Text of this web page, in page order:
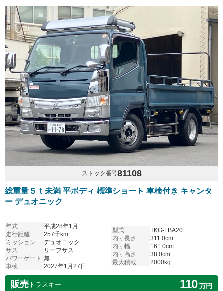
ストック番号81108
総重量５ｔ未満 平ボディ 標準ショート 車検付き キャンタ
ー デュオニック
年式
平成28年1月
走行距離
257千km
ミッション
デュオニック
サス
リーフサス
パワーゲート 無
車検
2027年1月27日
型式
TKG-FBA20
内寸長さ
311.0cm
内寸幅
161.0cm
内寸高さ
38.0cm
最大積載
2000kg
販売 トラスキー 110万円